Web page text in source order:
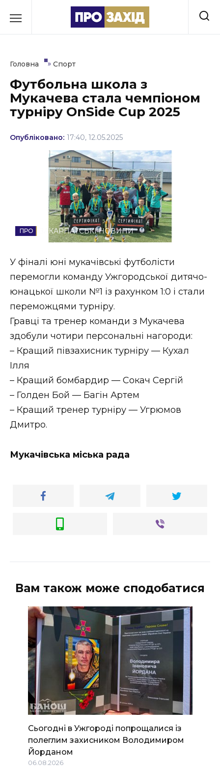
до
Культура
Освіта
Події
Політика
Соціум
Стиль життя
Втрачений Ужгород (відеоверсія)
ЗАКАРПАТСЬКІ НОВИНИ
НОВИНИ ЗАХІДНОЇ УКРАЇНИ
ФОТО
Головна » Спорт
Футбольна школа з
Мукачева стала чемпіоном
турніру OnSide Cup 2025
Опубліковано: 17:40, 12.05.2025
ЗАКАРПАТСЬКІ НОВИНИ
У фіналі юні мукачівські футболісти
перемогли команду Ужгородської дитячо-
юнацької школи №1 із рахунком 1:0 і стали
переможцями турніру.
Гравці та тренер команди з Мукачева
здобули чотири персональні нагороди:
– Кращий півзахисник турніру — Кухал
Ілля
– Кращий бомбардир — Сокач Сергій
– Голден Бой — Багін Артем
– Кращий тренер турніру — Угрюмов
Дмитро.
Мукачівська міська рада
Вам також може сподобатися
Сьогодні в Ужгороді попрощалися із
полеглим захисником Володимиром
Йорданом
06.08.2026